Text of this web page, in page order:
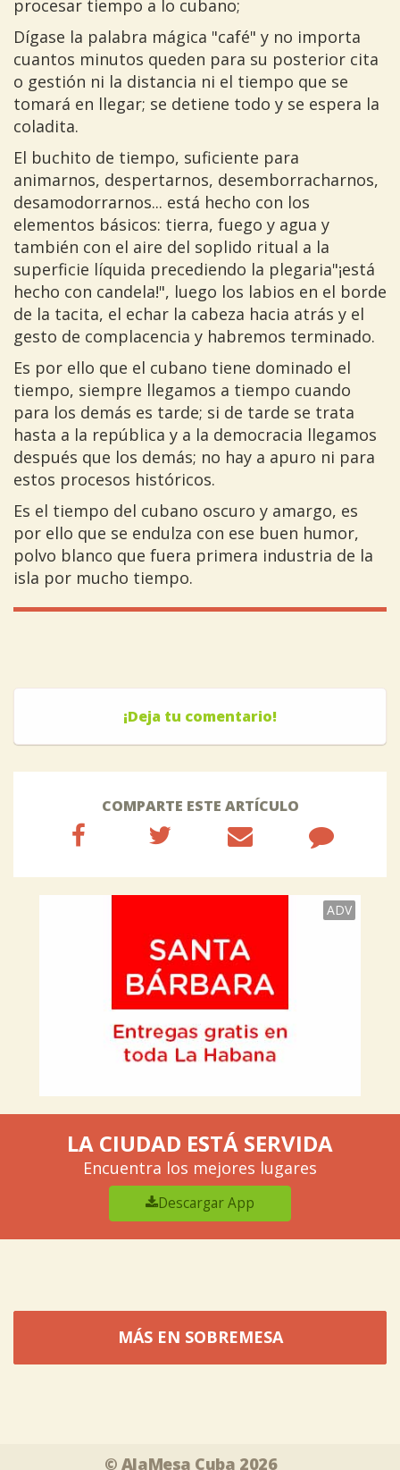
procesar tiempo a lo cubano;
Dígase la palabra mágica "café" y no importa
cuantos minutos queden para su posterior cita
o gestión ni la distancia ni el tiempo que se
tomará en llegar; se detiene todo y se espera la
coladita.
El buchito de tiempo, suficiente para
animarnos, despertarnos, desemborracharnos,
desamodorrarnos... está hecho con los
elementos básicos: tierra, fuego y agua y
también con el aire del soplido ritual a la
superficie líquida precediendo la plegaria"¡está
hecho con candela!", luego los labios en el borde
de la tacita, el echar la cabeza hacia atrás y el
gesto de complacencia y habremos terminado.
Es por ello que el cubano tiene dominado el
tiempo, siempre llegamos a tiempo cuando
para los demás es tarde; si de tarde se trata
hasta a la república y a la democracia llegamos
después que los demás; no hay a apuro ni para
estos procesos históricos.
Es el tiempo del cubano oscuro y amargo, es
por ello que se endulza con ese buen humor,
polvo blanco que fuera primera industria de la
isla por mucho tiempo.
¡Deja tu comentario!
COMPARTE ESTE ARTÍCULO
ADV
LA CIUDAD ESTÁ SERVIDA
Encuentra los mejores lugares
Descargar App
MÁS EN SOBREMESA
© AlaMesa Cuba 2026